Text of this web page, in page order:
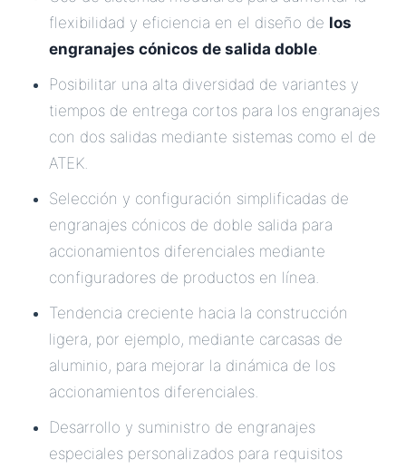
flexibilidad y eficiencia en el diseño de los
engranajes cónicos de salida doble.
Posibilitar una alta diversidad de variantes y
tiempos de entrega cortos para los engranajes
con dos salidas mediante sistemas como el de
ATEK.
Selección y configuración simplificadas de
engranajes cónicos de doble salida para
accionamientos diferenciales mediante
configuradores de productos en línea.
Tendencia creciente hacia la construcción
ligera, por ejemplo, mediante carcasas de
aluminio, para mejorar la dinámica de los
accionamientos diferenciales.
Desarrollo y suministro de engranajes
especiales personalizados para requisitos